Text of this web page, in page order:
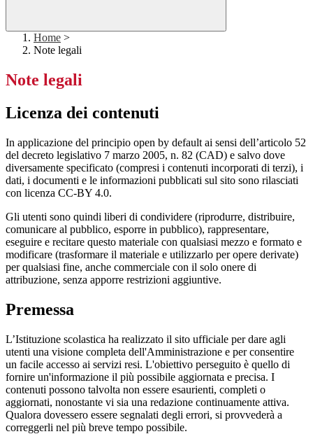
Home >
Note legali
Note legali
Licenza dei contenuti
In applicazione del principio open by default ai sensi dell’articolo 52
del decreto legislativo 7 marzo 2005, n. 82 (CAD) e salvo dove
diversamente specificato (compresi i contenuti incorporati di terzi), i
dati, i documenti e le informazioni pubblicati sul sito sono rilasciati
con licenza CC-BY 4.0.
Gli utenti sono quindi liberi di condividere (riprodurre, distribuire,
comunicare al pubblico, esporre in pubblico), rappresentare,
eseguire e recitare questo materiale con qualsiasi mezzo e formato e
modificare (trasformare il materiale e utilizzarlo per opere derivate)
per qualsiasi fine, anche commerciale con il solo onere di
attribuzione, senza apporre restrizioni aggiuntive.
Premessa
L’Istituzione scolastica ha realizzato il sito ufficiale per dare agli
utenti una visione completa dell'Amministrazione e per consentire
un facile accesso ai servizi resi. L'obiettivo perseguito è quello di
fornire un'informazione il più possibile aggiornata e precisa. I
contenuti possono talvolta non essere esaurienti, completi o
aggiornati, nonostante vi sia una redazione continuamente attiva.
Qualora dovessero essere segnalati degli errori, si provvederà a
correggerli nel più breve tempo possibile.